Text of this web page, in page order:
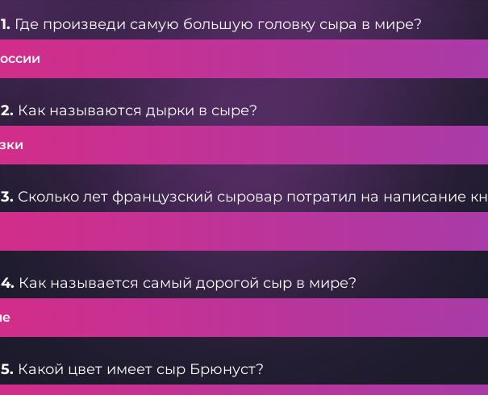
Где произведи самую большую головку сыра в мире?
Как называются дырки в сыре?
Сколько лет французский сыровар потратил на написание
Как называется самый дорогой сыр в мире?
Какой цвет имеет сыр Брюнуст?